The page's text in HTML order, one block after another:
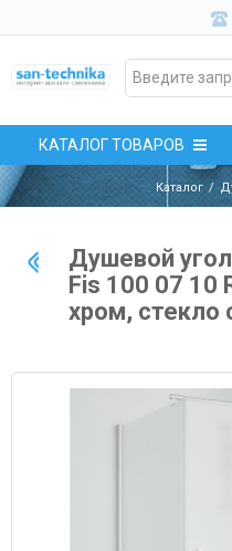
КАТАЛОГ ТОВАРОВ
Каталог
Душевой
Fis 100 07 10
хром, стекло